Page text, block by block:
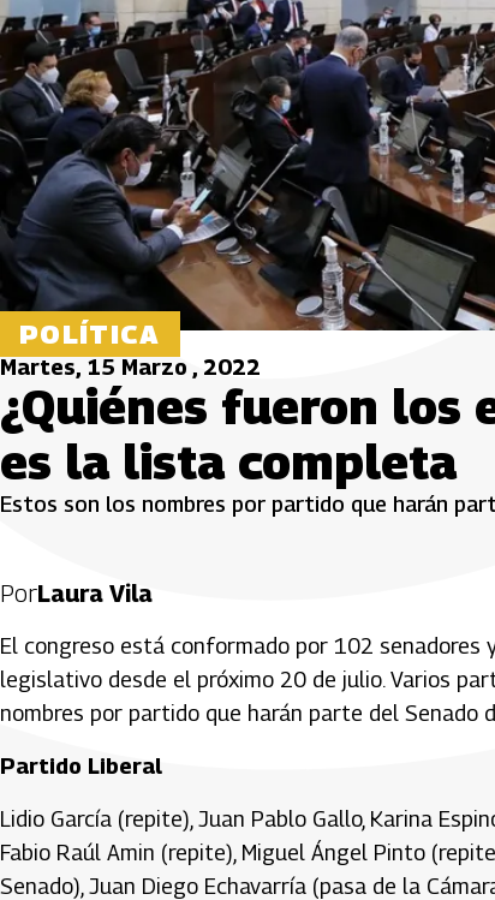
POLÍTICA
Martes, 15 Marzo , 2022
¿Quiénes fueron los
es la lista completa
Estos son los nombres por partido que harán
PorLaura Vila
El congreso está conformado por 102
legislativo desde el próximo 20 de julio. Varios
nombres por partido que harán parte del Senado
Partido Liberal
Lidio García (repite), Juan Pablo Gallo, Karina
Fabio Raúl Amin (repite), Miguel Ángel Pinto
Senado), Juan Diego Echavarría (pasa de la